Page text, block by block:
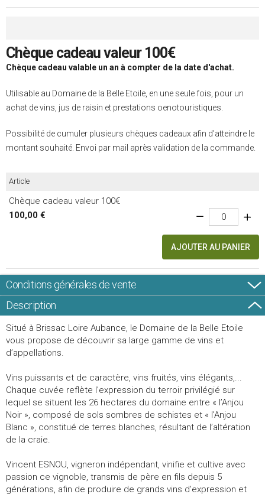
Chèque cadeau valeur 100€
Chèque cadeau valable un an à compter de la date d'achat.
Utilisable au Domaine de la Belle Etoile, en une seule fois, pour un
achat de vins, jus de raisin et prestations oenotouristiques.
Possibilité de cumuler plusieurs chèques cadeaux afin d'atteindre le
montant souhaité. Envoi par mail après validation de la commande.
Article
Chèque cadeau valeur 100€
100,00 €
AJOUTER AU PANIER
Conditions générales de vente
Description
Situé à Brissac Loire Aubance, le Domaine de la Belle Etoile
vous propose de découvrir sa large gamme de vins et
d’appellations.
Vins puissants et de caractère, vins fruités, vins élégants,...
Chaque cuvée reflète l’expression du terroir privilégié sur
lequel se situent les 26 hectares du domaine entre « l’Anjou
Noir », composé de sols sombres de schistes et « l’Anjou
Blanc », constitué de terres blanches, résultant de l’altération
de la craie.
Vincent ESNOU, vigneron indépendant, vinifie et cultive avec
passion ce vignoble, transmis de père en fils depuis 5
générations, afin de produire de grands vins d’expression et